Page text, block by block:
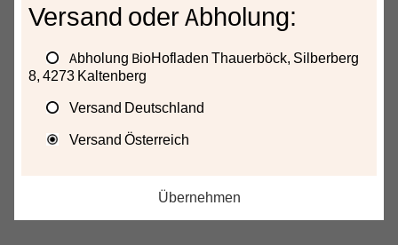
Versand oder Abholung:
Abholung BioHofladen Thauerböck, Silberberg
8, 4273 Kaltenberg
Versand Deutschland
Versand Österreich
Übernehmen